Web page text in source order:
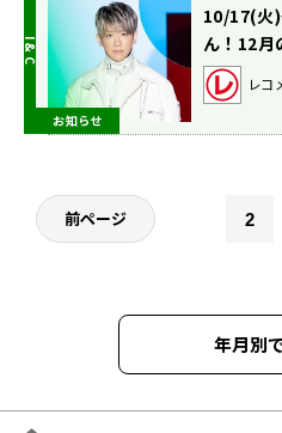
お知らせ
10/17(火)
ん！12月
て！
レコ
前ページ
年月別
2026年06月